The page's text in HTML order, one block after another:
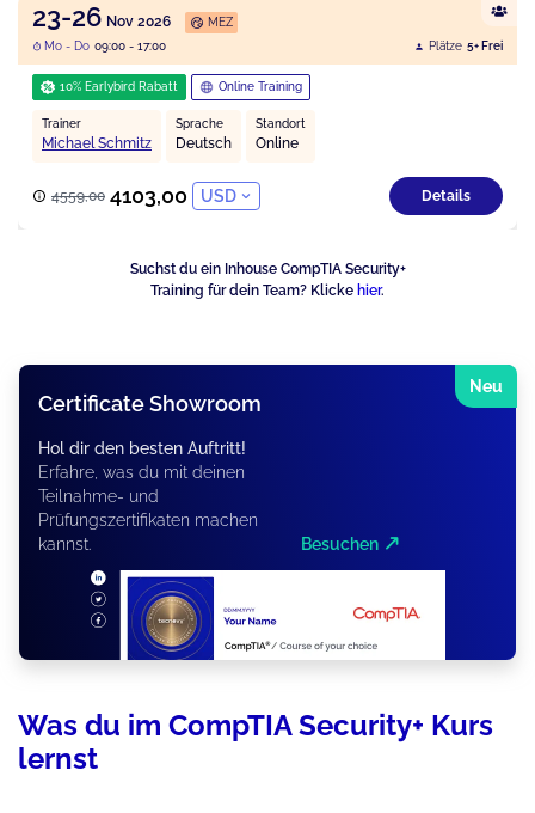
23-26 Nov 2026
MEZ
Mo - Do 09:00 - 17:00 Plätze 5+ Frei
10% Earlybird Rabatt Online Training
Trainer
Michael Schmitz
Sprache
Deutsch
Standort
Online
4559,00 4103,00 USD Details
Suchst du ein Inhouse CompTIA Security+
Training für dein Team? Klicke hier.
Neu
Certificate Showroom
Hol dir den besten Auftritt!
Erfahre, was du mit deinen
Teilnahme- und
Prüfungszertifikaten machen
kannst.
Besuchen
Was du im CompTIA Security+ Kurs
lernst